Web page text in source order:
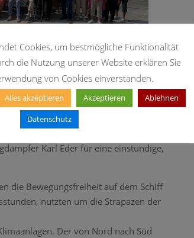
italienische und einheimische
Getränke angeboten und auch
Flair, Urlaubs Feeling pur.
Karl Eder für eine einstündige,
die Bewegungsfreiheit auf dem Schiff
nutzten um die Strapazen der
Der von Nord nach Süd
Cookies, um bestmögliche Funktionalität
die Nutzung unserer Website erklären Sie
von Cookies einverstanden.
Alles akzeptieren Akzeptieren
Ablehnen
Datenschutz